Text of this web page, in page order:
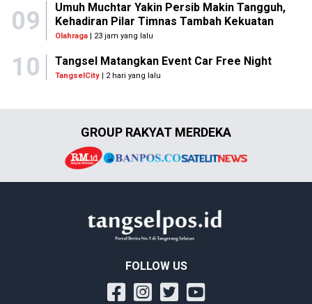
09
Umuh Muchtar Yakin Persib Makin Tangguh,
Kehadiran Pilar Timnas Tambah Kekuatan
Olahraga| 23 jam yang lalu
10 Tangsel Matangkan Event Car Free Night
TangselCity | 2 hari yang lalu
GROUP RAKYAT MERDEKA
FOLLOW US